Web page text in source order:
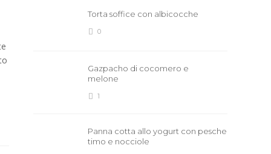
Torta soffice con albicocche
0
Gazpacho di cocomero e
melone
1
Panna cotta allo yogurt con pesche
timo e nocciole